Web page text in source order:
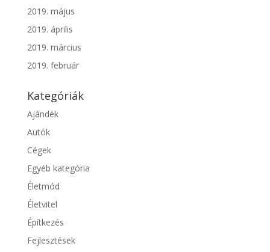
2019. május
2019. április
2019. március
2019. február
Kategóriák
Ajándék
Autók
Cégek
Egyéb kategória
Életmód
Életvitel
Építkezés
Fejlesztések